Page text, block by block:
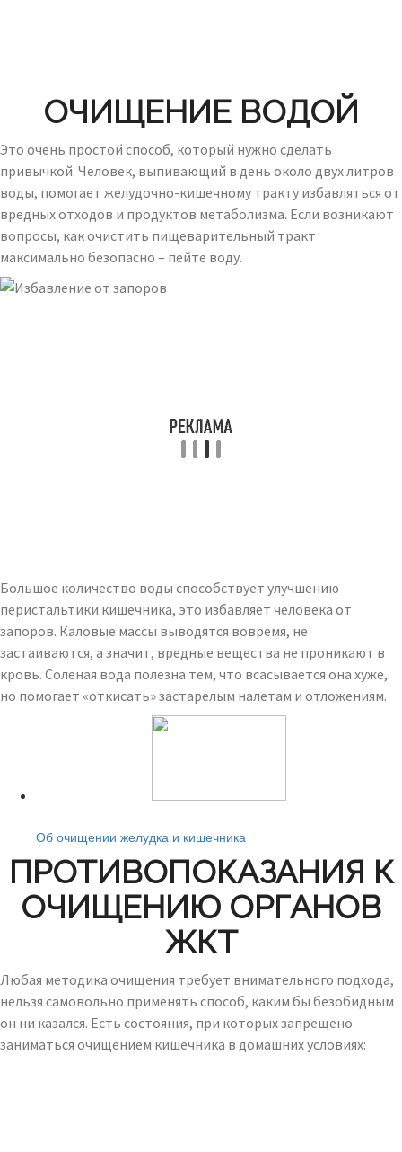
ОЧИЩЕНИЕ ВОДОЙ
Это очень простой способ, который нужно сделать
привычкой. Человек, выпивающий в день около двух литров
воды, помогает желудочно-кишечному тракту избавляться от
вредных отходов и продуктов метаболизма. Если возникают
вопросы, как очистить пищеварительный тракт
максимально безопасно – пейте воду.
Большое количество воды способствует улучшению
перистальтики кишечника, это избавляет человека от
запоров. Каловые массы выводятся вовремя, не
застаиваются, а значит, вредные вещества не проникают в
кровь. Соленая вода полезна тем, что всасывается она хуже,
но помогает «откисать» застарелым налетам и отложениям.
Об очищении желудка и кишечника
ПРОТИВОПОКАЗАНИЯ К
ОЧИЩЕНИЮ ОРГАНОВ
ЖКТ
Любая методика очищения требует внимательного подхода,
нельзя самовольно применять способ, каким бы безобидным
он ни казался. Есть состояния, при которых запрещено
заниматься очищением кишечника в домашних условиях: